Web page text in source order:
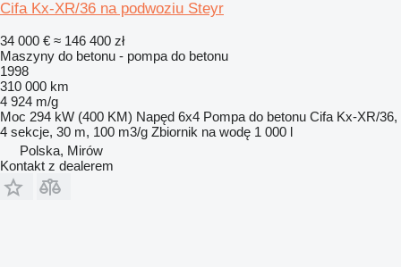
Cifa Kx-XR/36 na podwoziu Steyr
34 000 € ≈ 146 400 zł
Maszyny do betonu - pompa do betonu
1998
310 000 km
4 924 m/g
Moc 294 kW (400 KM) Napęd 6x4 Pompa do betonu Cifa Kx-XR/36,
4 sekcje, 30 m, 100 m3/g Zbiornik na wodę 1 000 l
Polska, Mirów
Kontakt z dealerem